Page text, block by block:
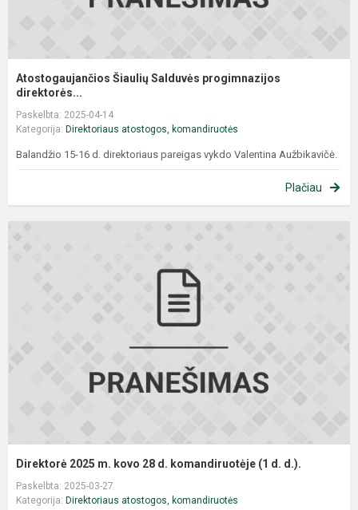
Atostogaujančios Šiaulių Salduvės progimnazijos
direktorės...
Paskelbta: 2025-04-14
Kategorija: Direktoriaus atostogos, komandiruotės
Balandžio 15-16 d. direktoriaus pareigas vykdo Valentina Aužbikavičė.
Plačiau
Direktorė 2025 m. kovo 28 d. komandiruotėje (1 d. d.).
Paskelbta: 2025-03-27
Kategorija: Direktoriaus atostogos, komandiruotės